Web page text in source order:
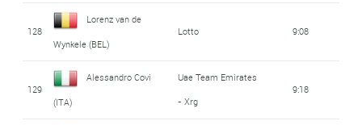
128
Lorenz van de
Wynkele (BEL)
Lotto 9:08
129
Alessandro Covi
(ITA)
Uae Team Emirates
- Xrg
9:18